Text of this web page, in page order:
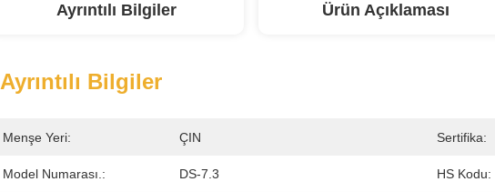
Ayrıntılı Bilgiler Ürün Açıklaması
Ayrıntılı Bilgiler
Menşe Yeri: ÇIN Sertifika:
Model Numarası.: DS-7.3 HS Kodu: